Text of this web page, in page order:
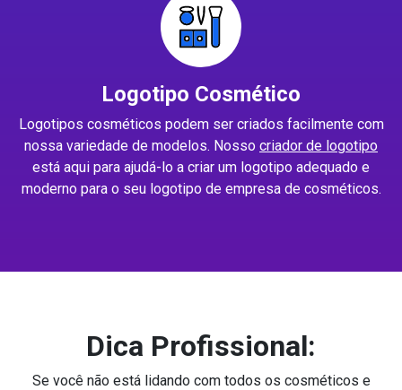
Logotipo Cosmético
Logotipos cosméticos podem ser criados facilmente com
nossa variedade de modelos. Nosso criador de logotipo
está aqui para ajudá-lo a criar um logotipo adequado e
moderno para o seu logotipo de empresa de cosméticos.
Dica Profissional:
Se você não está lidando com todos os cosméticos e